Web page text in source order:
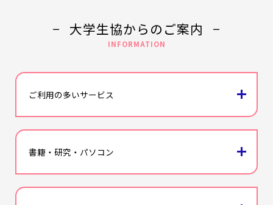
大学生協からのご案内
INFORMATION
ご利用の多いサービス
書籍・研究・パソコン